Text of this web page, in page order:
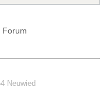
Forum
Neuwied